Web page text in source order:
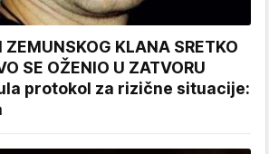
KLANA SRETKO
SE OŽENIO U ZATVORU
protokol za rizične situacije: